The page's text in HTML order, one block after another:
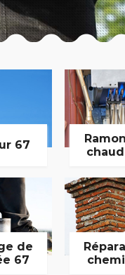
67
de
67